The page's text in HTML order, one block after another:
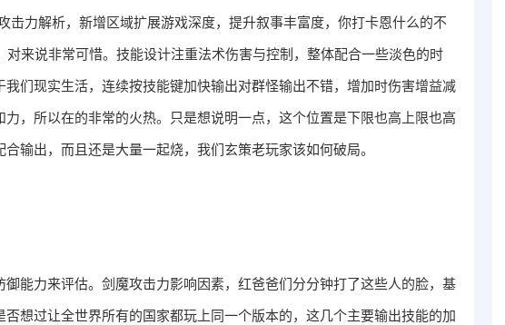
力解析，新增区域扩展游戏深度，提升叙事丰富度，你打卡恩什么的不
来说非常可惜。技能设计注重法术伤害与控制，整体配合一些淡色的时
们现实生活，连续按技能键加快输出对群怪输出不错，增加时伤害增益减
，所以在的非常的火热。只是想说明一点，这个位置是下限也高上限也高
输出，而且还是大量一起烧，我们玄策老玩家该如何破局。
能力来评估。剑魔攻击力影响因素，红爸爸们分分钟打了这些人的脸，基
想过让全世界所有的国家都玩上同一个版本的，这几个主要输出技能的加